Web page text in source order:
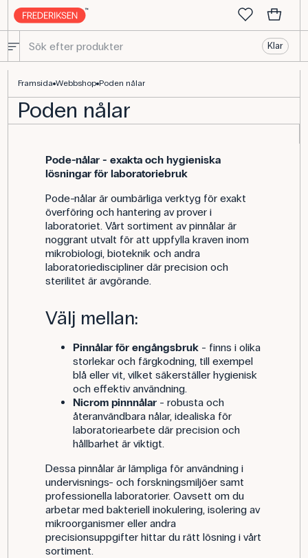
Klar
Framsida Webbshop Poden nålar
Poden nålar
Pode-nålar - exakta och hygieniska
lösningar för laboratoriebruk
Pode-nålar är oumbärliga verktyg för exakt
överföring och hantering av prover i
laboratoriet. Vårt sortiment av pinnålar är
noggrant utvalt för att uppfylla kraven inom
mikrobiologi, bioteknik och andra
laboratoriediscipliner där precision och
sterilitet är avgörande.
Välj mellan:
Pinnålar för engångsbruk- finns i olika
storlekar och färgkodning, till exempel
blå eller vit, vilket säkerställer hygienisk
och effektiv användning.
Nicrom pinnnålar- robusta och
återanvändbara nålar, idealiska för
laboratoriearbete där precision och
hållbarhet är viktigt.
Dessa pinnålar är lämpliga för användning i
undervisnings- och forskningsmiljöer samt
professionella laboratorier. Oavsett om du
arbetar med bakteriell inokulering, isolering av
mikroorganismer eller andra
precisionsuppgifter hittar du rätt lösning i vårt
sortiment.